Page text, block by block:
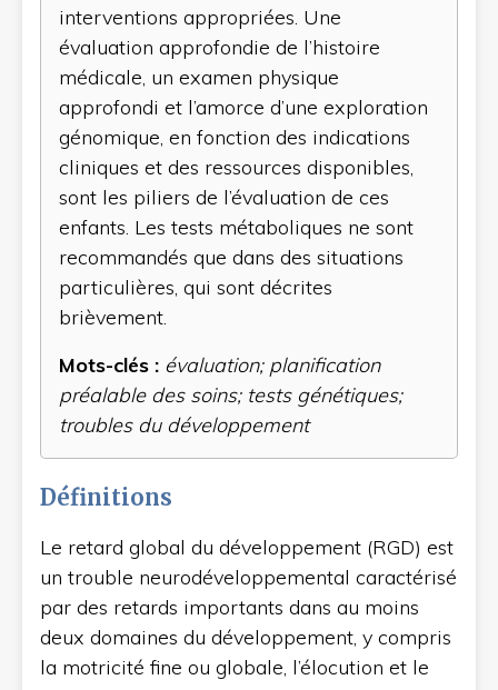
interventions appropriées. Une
évaluation approfondie de l’histoire
médicale, un examen physique
approfondi et l’amorce d’une exploration
génomique, en fonction des indications
cliniques et des ressources disponibles,
sont les piliers de l’évaluation de ces
enfants. Les tests métaboliques ne sont
recommandés que dans des situations
particulières, qui sont décrites
brièvement.
Mots-clés : évaluation; planification
préalable des soins; tests génétiques;
troubles du développement
Définitions
Le retard global du développement (RGD) est
un trouble neurodéveloppemental caractérisé
par des retards importants dans au moins
deux domaines du développement, y compris
la motricité fine ou globale, l’élocution et le